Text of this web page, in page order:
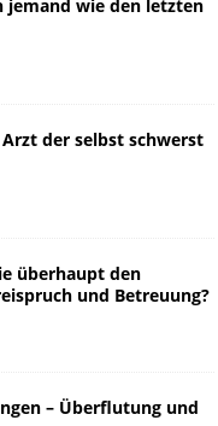
jemand wie den letzten
der selbst schwerst
überhaupt den
und Betreuung?
– Überflutung und